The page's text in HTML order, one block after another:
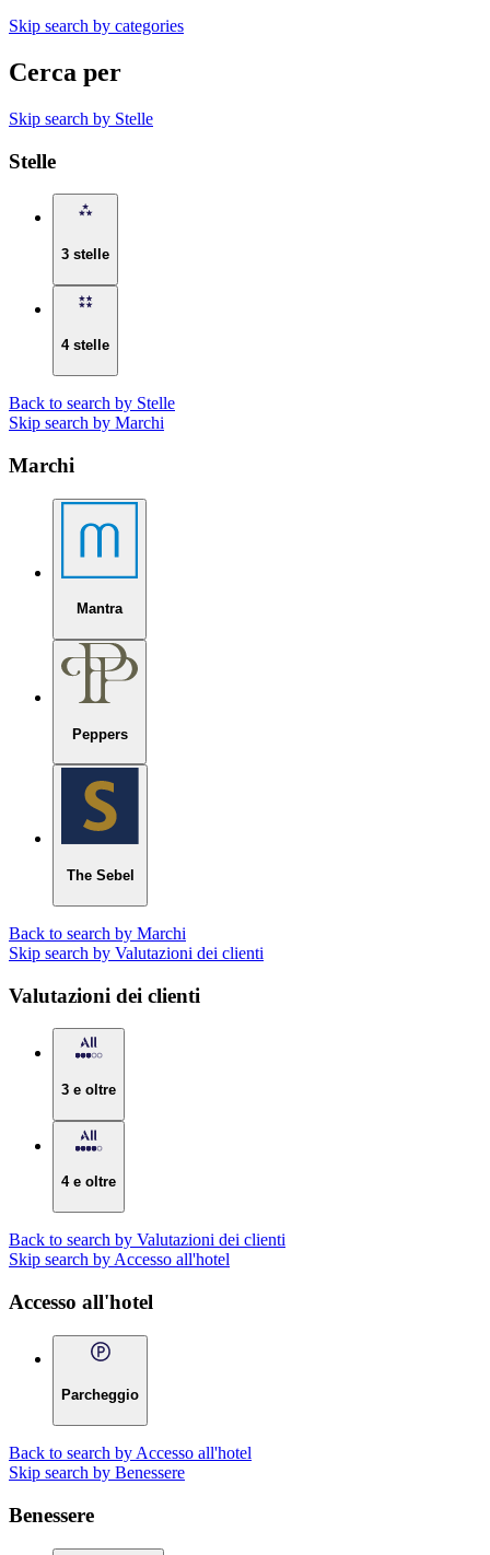
Skip search by categories
Cerca per
Skip search by Stelle
Stelle
3 stelle
4 stelle
Back to search by Stelle
Skip search by Marchi
Marchi
Mantra
Peppers
The Sebel
Back to search by Marchi
Skip search by Valutazioni dei clienti
Valutazioni dei clienti
3 e oltre
4 e oltre
Back to search by Valutazioni dei clienti
Skip search by Accesso all'hotel
Accesso all'hotel
Parcheggio
Back to search by Accesso all'hotel
Skip search by Benessere
Benessere